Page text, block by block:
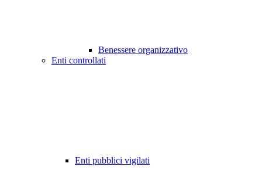
Benessere organizzativo
Enti controllati
Enti pubblici vigilati